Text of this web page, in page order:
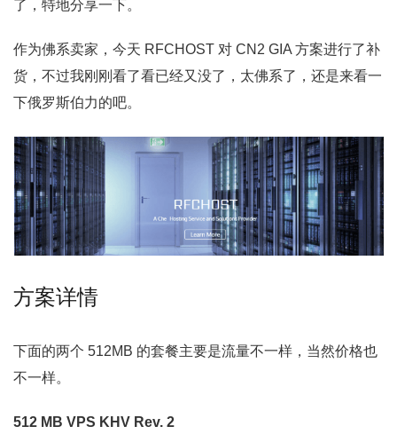
了，特地分享一下。
作为佛系卖家，今天 RFCHOST 对 CN2 GIA 方案进行了补
货，不过我刚刚看了看已经又没了，太佛系了，还是来看一
下俄罗斯伯力的吧。
方案详情
下面的两个 512MB 的套餐主要是流量不一样，当然价格也
不一样。
512 MB VPS KHV Rev. 2